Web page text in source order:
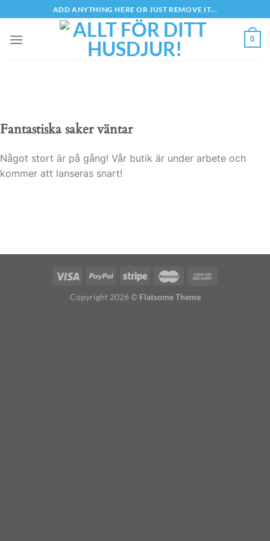
to
content
ADD ANYTHING HERE OR JUST REMOVE IT...
0
Fantastiska saker väntar
Något stort är på gång! Vår butik är under arbete och
kommer att lanseras snart!
Copyright 2026 © Flatsome Theme